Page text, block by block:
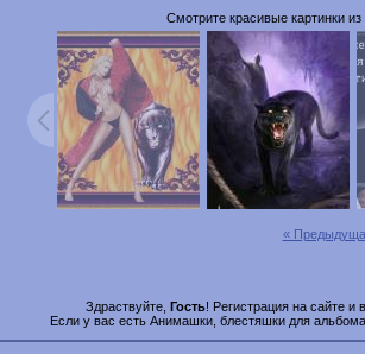
Смотрите красивые картинки
«
Здраствуйте, Гость! Регистрация на сайте и
Если у вас есть Анимашки, блестяшки для